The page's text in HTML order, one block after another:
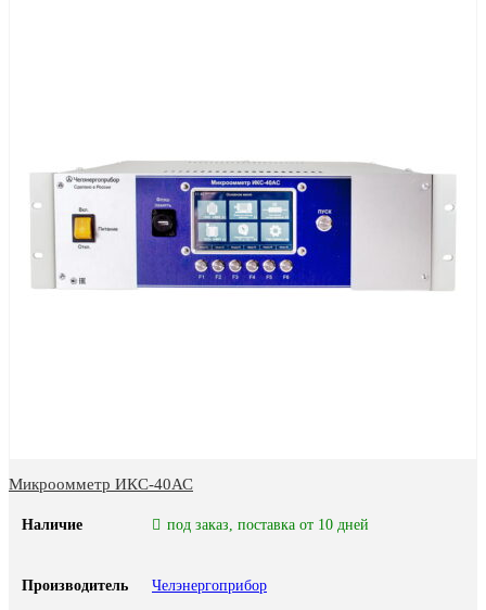
Микроомметр ИКС-40АС
Наличие под заказ, поставка от 10 дней
Производитель Челэнергоприбор